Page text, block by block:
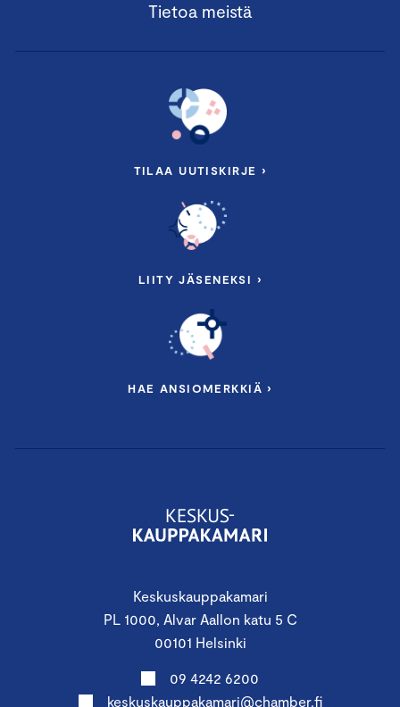
Keskuskauppakamari
PL 1000, Alvar Aallon katu 5 C
00101 Helsinki
09 4242 6200
keskuskauppakamari@chamber.fi
Tietoa meistä
TILAA UUTISKIRJE ›
LIITY JÄSENEKSI ›
HAE ANSIOMERKKIÄ ›